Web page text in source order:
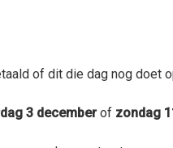
of dit die dag nog doet
3 decemberof zondag